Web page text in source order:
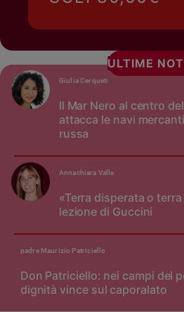
ULTIME
Il Mar Nero al centro
attacca le navi
russa
Giulia Cerqueti
«Terra disperata o
lezione di Guccini
Annachiara Valle
Don Patriciello: nei campi del
dignità vince sul caporalato
padre Maurizio Patriciello